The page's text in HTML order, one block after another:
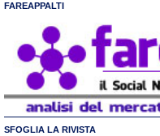
FAREAPPALTI
SFOGLIA LA RIVISTA